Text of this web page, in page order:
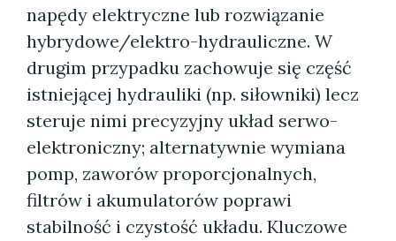
napędy elektryczne lub rozwiązanie
hybrydowe/elektro-hydrauliczne. W
drugim przypadku zachowuje się część
istniejącej hydrauliki (np. siłowniki) lecz
steruje nimi precyzyjny układ serwo-
elektroniczny; alternatywnie wymiana
pomp, zaworów proporcjonalnych,
filtrów i akumulatorów poprawi
stabilność i czystość układu. Kluczowe